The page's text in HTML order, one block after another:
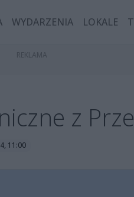
WYDARZENIA LOKALE
z
11:00